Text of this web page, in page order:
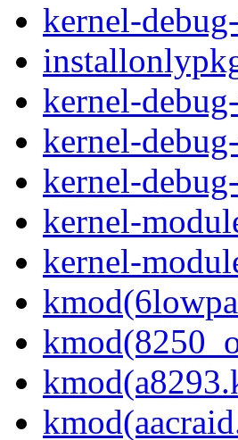
kernel-
kernel-
kernel-
kernel-
kernel-
kernel-